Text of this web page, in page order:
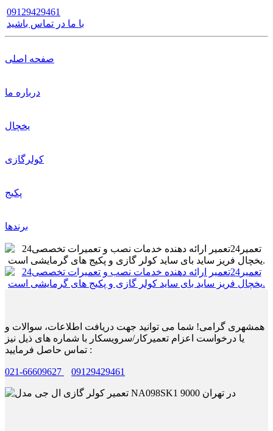
09129429461
با ما در تماس باشید
صفحه اصلی
درباره ما
یخچال
کولرگازی
پکیج
برندها
همشهری گرامی! شما می توانید جهت دریافت اطلاعات، سوالات و
یا درخواست اعزام تعمیرکار/سرویسکار با شماره های ذیل نیز
تماس حاصل فرمایید :
021-66609627 09129429461